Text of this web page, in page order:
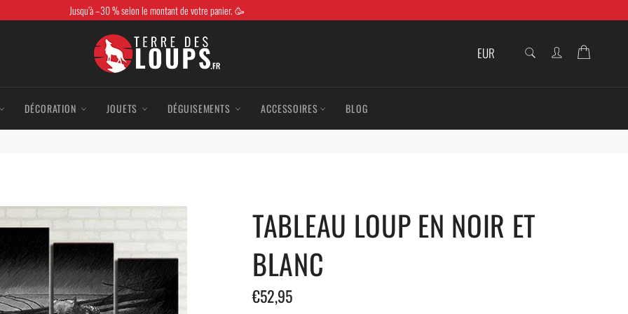
Jusqu’à –30 % selon le montant de votre panier. 🥳
Recherche
DÉCORATION JOUETS DÉGUISEMENTS ACCESSOIRES BLOG
TABLEAU LOUP EN NOIR ET
BLANC
Prix
régulier
€52,95